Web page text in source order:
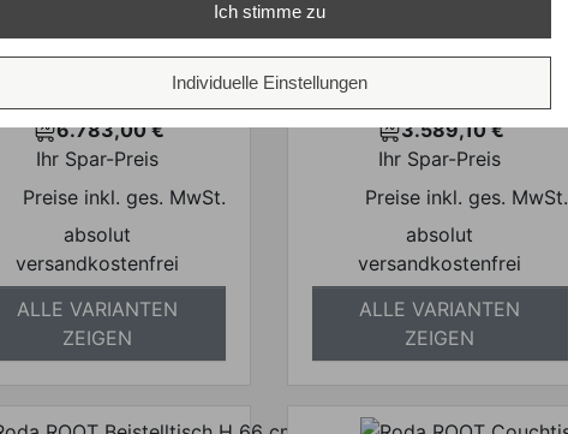
ASPIC Tisch Ø 160
cm
Preis
6.783,00 €
Ihr Spar-Preis
Preise inkl. ges. MwSt.
absolut
versandkostenfrei
ALLE VARIANTEN
ZEIGEN
Mittelelement 90 x 90
cm
Preis
3.589,10 €
Ihr Spar-Preis
Preise inkl. ges. MwSt.
absolut
versandkostenfrei
ALLE VARIANTEN
ZEIGEN
Ich stimme zu
Individuelle Einstellungen